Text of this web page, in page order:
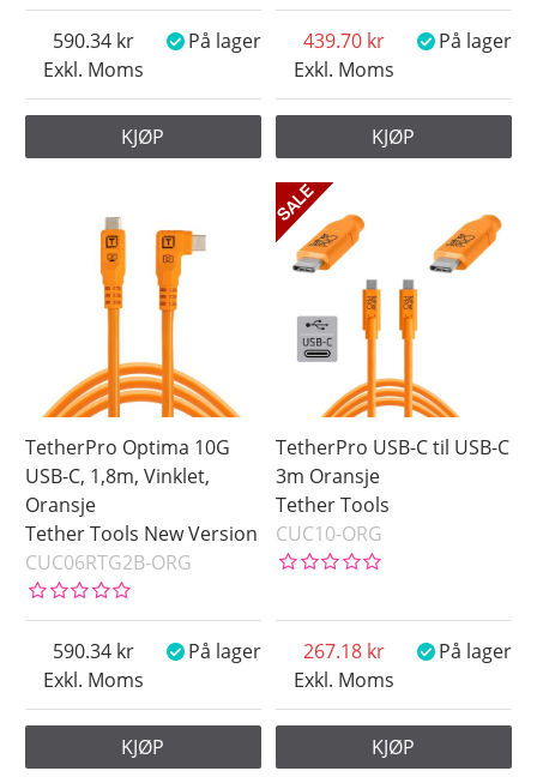
Exkl. Moms
590.34 På lager
KJØP
Exkl. Moms
439.70 På lager
KJØP
TetherPro Optima 10G
USB-C, 1,8m, Vinklet,
Oransje
Tether Tools New Version
CUC06RTG2B-ORG
Exkl. Moms
590.34 På lager
KJØP
TetherPro USB-C til USB-C
3m Oransje
Tether Tools
CUC10-ORG
Exkl. Moms
267.18 På lager
KJØP